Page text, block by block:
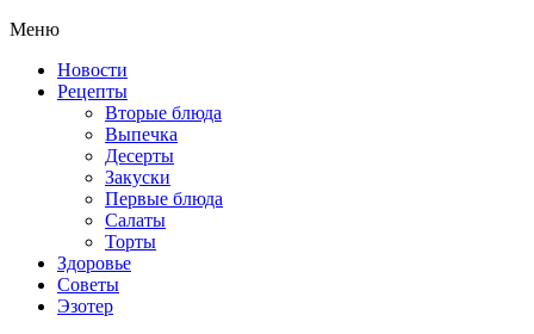
Меню
Новости
Рецепты
Вторые блюда
Выпечка
Десерты
Закуски
Первые блюда
Салаты
Торты
Здоровье
Советы
Эзотер